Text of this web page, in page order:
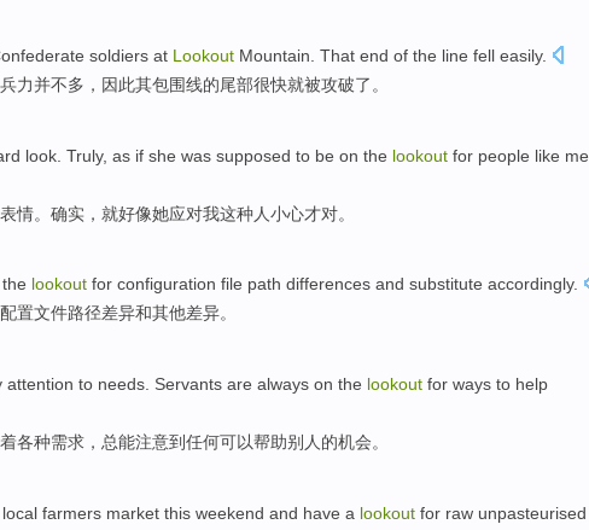
soldiers at Lookout Mountain . That end of the line fell easily.
兵力并不多，因此其包围线的尾部很快就被攻破了 。
look Truly, as if she was supposed to be on the lookout for people like me
表情。 确实 ， 就好像她应对我这种人小心才对。
lookout for configuration file path differences and substitute accordingly.
配置文件路径差异和其他差异。
attention to needs . Servants are always on the lookout for ways to help
着各种需求 ， 总能注意到任何可以帮助别人 的机会。
local farmers market this weekend and have a lookout for raw unpasteurised